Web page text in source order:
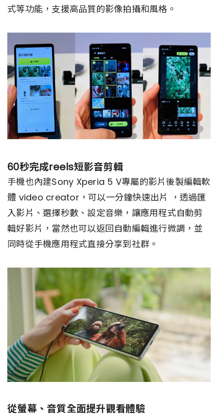
式等功能，支援高品質的影像拍攝和風格。
60秒完成reels短影音剪輯
手機也內建Sony Xperia 5 V專屬的影片後製編輯軟
體 video creator，可以一分鐘快速出片 ，透過匯
入影片、選擇秒數、設定音樂，讓應用程式自動剪
輯好影片，當然也可以返回自動編輯進行微調，並
同時從手機應用程式直接分享到社群。
從螢幕、音質全面提升觀看體驗